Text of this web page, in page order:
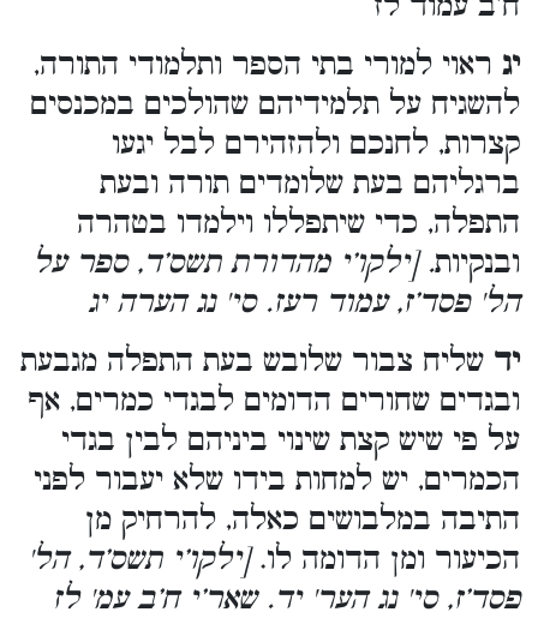
יג ראוי למורי בתי הספר ותלמודי התורה,
להשגיח על תלמידיהם שהולכים במכנסים
קצרות, לחנכם ולהזהירם לבל יגעו
ברגליהם בעת שלומדים תורה ובעת
התפלה, כדי שיתפללו וילמדו בטהרה
ובנקיות. [ילקו’י מהדורת תשס’ד, ספר על
הל' פסד’ז, עמוד רעז. סי' נג הערה יג
יד שליח צבור שלובש בעת התפלה מגבעת
ובגדים שחורים הדומים לבגדי כמרים, אף
על פי שיש קצת שינוי ביניהם לבין בגדי
הכמרים, יש למחות בידו שלא יעבור לפני
התיבה במלבושים כאלה, להרחיק מן
הכיעור ומן הדומה לו.[ילקו’י תשס’ד, הל'
פסד’ז, סי' נג הער' יד. שאר’י ח’ב עמ' לז